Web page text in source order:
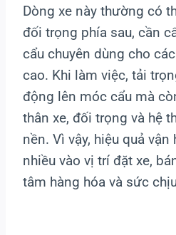
Dòng xe này thường có
đối trọng phía sau, cần
cẩu chuyên dùng cho
cao. Khi làm việc, tải
động lên móc cẩu mà
thân xe, đối trọng và hệ
nền. Vì vậy, hiệu quả vận
nhiều vào vị trí đặt xe,
tâm hàng hóa và sức